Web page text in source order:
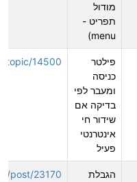
מודול
תפריט -
menu)
פילטר
כניסה
ומעבר לפי
בדיקה אם
שידור חי
אינטרנטי
פעיל
topic/14500
הגבלת
post/23170